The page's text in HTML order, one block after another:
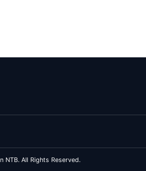
All Rights Reserved.